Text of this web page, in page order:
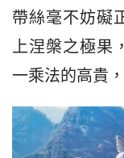
帶絲毫不妨礙
上涅槃之極果
一乘法的高貴